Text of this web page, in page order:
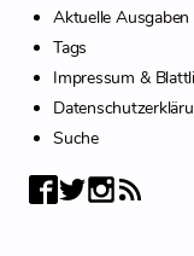
Aktuelle Ausgaben
Tags
Impressum &
Suche